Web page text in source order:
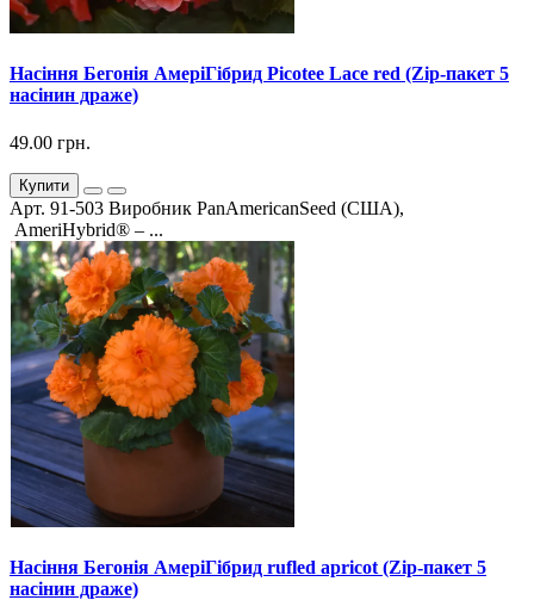
Насіння Бегонія АмеріГібрид Picotee Lace red (Zip-пакет 5
насінин драже)
49.00 грн.
Купити
Арт. 91-503 Виробник PanAmericanSeed (США),
AmeriHybrid® – ...
Насіння Бегонія АмеріГібрид rufled apricot (Zip-пакет 5
насінин драже)